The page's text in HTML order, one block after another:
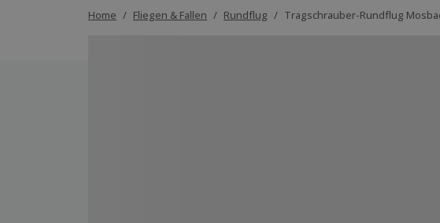
Home / Fliegen & Fallen / Rundflug / Tragschrauber-Rundflug